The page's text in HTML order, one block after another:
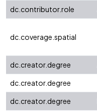
dc.contributor.role
dc.coverage.spatial
dc.creator.degree
dc.creator.degree
dc.creator.degree